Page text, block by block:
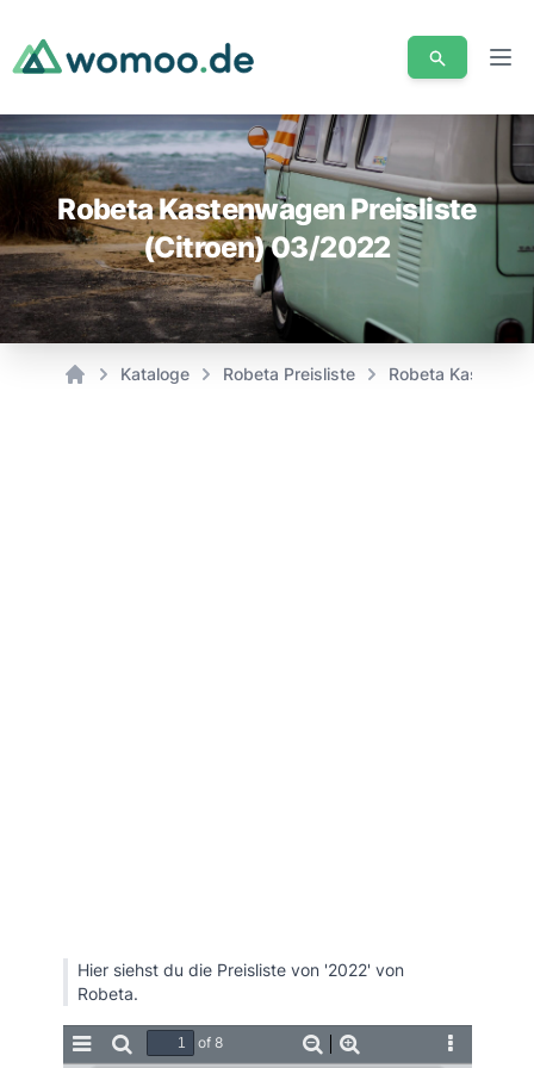
Robeta Kastenwagen Preisliste
(Citroen) 03/2022
Kataloge Robeta Preisliste Robeta
Hier siehst du die Preisliste von '2022' von
Robeta.
Toggle Find
of 8
ZoomZoom